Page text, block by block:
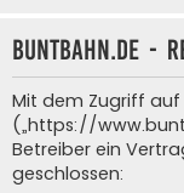
buntbahn.de -
Mit dem Zugriff auf
(„https://
Betreiber ein
geschlossen: